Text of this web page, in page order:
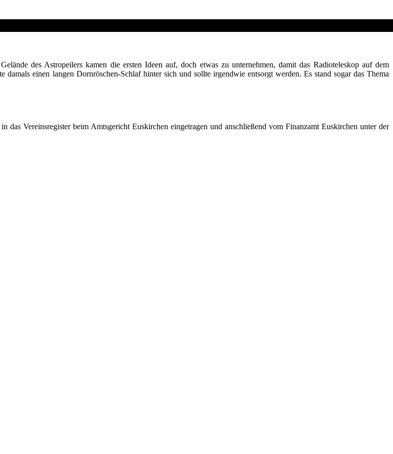
des Astropeilers kamen die ersten Ideen auf, doch etwas zu unternehmen, damit das Radioteleskop auf dem
einen langen Dornröschen-Schlaf hinter sich und sollte irgendwie entsorgt werden. Es stand sogar das Thema
Vereinsregister beim Amtsgericht Euskirchen eingetragen und anschließend vom Finanzamt Euskirchen unter der